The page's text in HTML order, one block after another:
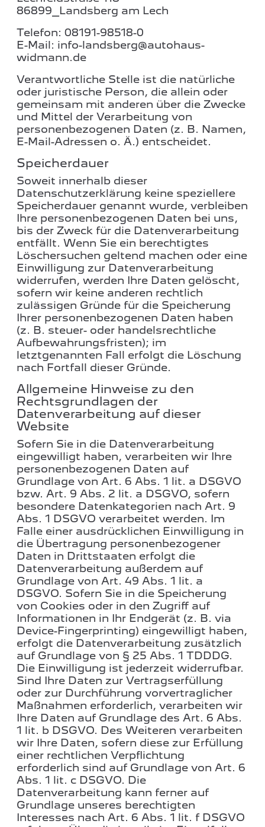
86899_Landsberg am Lech
Telefon: 08191-98518-0
E-Mail: info-landsberg@autohaus-
widmann.de
Verantwortliche Stelle ist die natürliche
oder juristische Person, die allein oder
gemeinsam mit anderen über die Zwecke
und Mittel der Verarbeitung von
personenbezogenen Daten (z. B. Namen,
E-Mail-Adressen o. Ä.) entscheidet.
Speicherdauer
Soweit innerhalb dieser
Datenschutzerklärung keine speziellere
Speicherdauer genannt wurde, verbleiben
Ihre personenbezogenen Daten bei uns,
bis der Zweck für die Datenverarbeitung
entfällt. Wenn Sie ein berechtigtes
Löschersuchen geltend machen oder eine
Einwilligung zur Datenverarbeitung
widerrufen, werden Ihre Daten gelöscht,
sofern wir keine anderen rechtlich
zulässigen Gründe für die Speicherung
Ihrer personenbezogenen Daten haben
(z. B. steuer- oder handelsrechtliche
Aufbewahrungsfristen); im
letztgenannten Fall erfolgt die Löschung
nach Fortfall dieser Gründe.
Allgemeine Hinweise zu den
Rechtsgrundlagen der
Datenverarbeitung auf dieser
Website
Sofern Sie in die Datenverarbeitung
eingewilligt haben, verarbeiten wir Ihre
personenbezogenen Daten auf
Grundlage von Art. 6 Abs. 1 lit. a DSGVO
bzw. Art. 9 Abs. 2 lit. a DSGVO, sofern
besondere Datenkategorien nach Art. 9
Abs. 1 DSGVO verarbeitet werden. Im
Falle einer ausdrücklichen Einwilligung in
die Übertragung personenbezogener
Daten in Drittstaaten erfolgt die
Datenverarbeitung außerdem auf
Grundlage von Art. 49 Abs. 1 lit. a
DSGVO. Sofern Sie in die Speicherung
von Cookies oder in den Zugriff auf
Informationen in Ihr Endgerät (z. B. via
Device-Fingerprinting) eingewilligt haben,
erfolgt die Datenverarbeitung zusätzlich
auf Grundlage von § 25 Abs. 1 TDDDG.
Die Einwilligung ist jederzeit widerrufbar.
Sind Ihre Daten zur Vertragserfüllung
oder zur Durchführung vorvertraglicher
Maßnahmen erforderlich, verarbeiten wir
Ihre Daten auf Grundlage des Art. 6 Abs.
1 lit. b DSGVO. Des Weiteren verarbeiten
wir Ihre Daten, sofern diese zur Erfüllung
einer rechtlichen Verpflichtung
erforderlich sind auf Grundlage von Art. 6
Abs. 1 lit. c DSGVO. Die
Datenverarbeitung kann ferner auf
Grundlage unseres berechtigten
Interesses nach Art. 6 Abs. 1 lit. f DSGVO